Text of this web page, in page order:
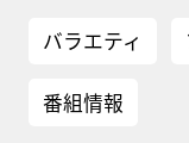
バラエティ
番組情報